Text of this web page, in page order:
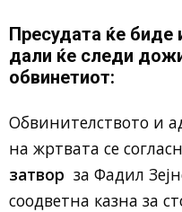
Пресудата ќе биде
дали ќе следи
обвинетиот:
Обвинителството и
на жртвата се
затвор за Фадил
соодветна казна за